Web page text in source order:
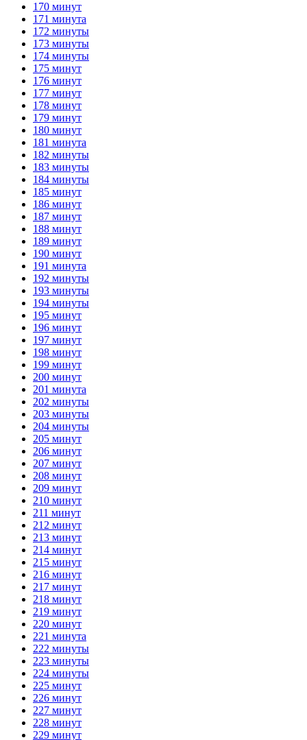
170 минут
171 минута
172 минуты
173 минуты
174 минуты
175 минут
176 минут
177 минут
178 минут
179 минут
180 минут
181 минута
182 минуты
183 минуты
184 минуты
185 минут
186 минут
187 минут
188 минут
189 минут
190 минут
191 минута
192 минуты
193 минуты
194 минуты
195 минут
196 минут
197 минут
198 минут
199 минут
200 минут
201 минута
202 минуты
203 минуты
204 минуты
205 минут
206 минут
207 минут
208 минут
209 минут
210 минут
211 минут
212 минут
213 минут
214 минут
215 минут
216 минут
217 минут
218 минут
219 минут
220 минут
221 минута
222 минуты
223 минуты
224 минуты
225 минут
226 минут
227 минут
228 минут
229 минут